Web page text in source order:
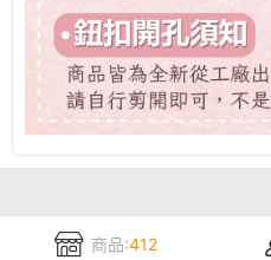
商品:412